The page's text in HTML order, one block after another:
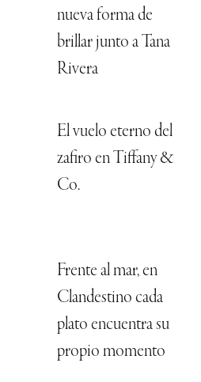
nueva forma de
brillar junto a Tana
Rivera
El vuelo eterno del
zafiro en Tiffany &
Co.
Frente al mar, en
Clandestino cada
plato encuentra su
propio momento